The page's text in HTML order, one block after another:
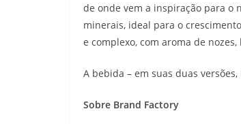
de onde vem a inspiração para o
minerais, ideal para o
e complexo, com aroma de
A bebida – em suas duas
Sobre Brand Factory